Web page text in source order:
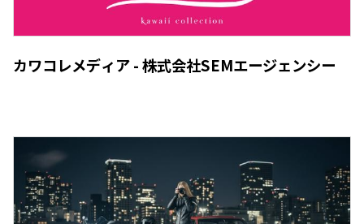
カワコレメディア - 株式会社SEMエージェンシー